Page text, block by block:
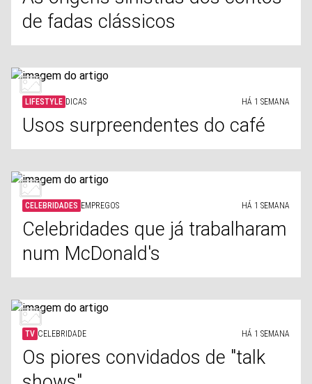
de fadas clássicos
LIFESTYLE DICAS HÁ 1 SEMANA
Usos surpreendentes do café
CELEBRIDADES EMPREGOS HÁ 1 SEMANA
Celebridades que já trabalharam
num McDonald's
TV CELEBRIDADE HÁ 1 SEMANA
Os piores convidados de "talk